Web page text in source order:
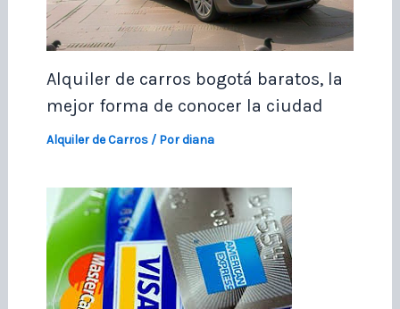
Alquiler de carros bogotá baratos, la
mejor forma de conocer la ciudad
Alquiler de Carros/ Pordiana